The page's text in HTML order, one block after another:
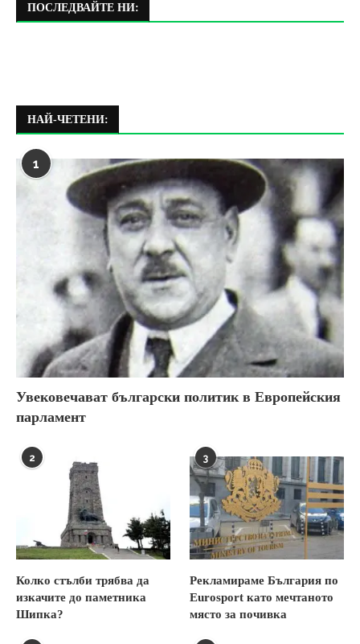
ПОСЛЕДВАЙТЕ НИ:
НАЙ-ЧЕТЕНИ:
1
Увековечават български политик в Европейския
парламент
2
Колко стълби трябва да
изкачите до паметника
Шипка?
3
Рекламираме България по
Eurosport като мечтаното
място за почивка